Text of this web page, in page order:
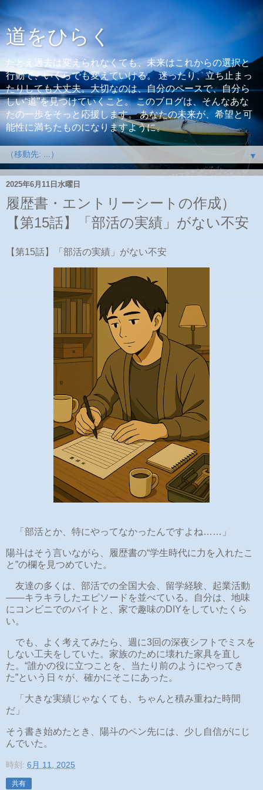
道をひらく
たとえ過去は変えられなくても、未来はこれからの選択と
行動で、いくらでも変えていける。 迷ったり、立ち止まっ
たりしても大丈夫。大切なのは、自分のペースで、自分ら
しい“道”を見つけていくこと。 このブログは、そんなあな
たの一歩をそっと応援します。 あなたの未来が、希望と可
能性に満ちたものになりますように。
▼
2025年6月11日水曜日
履歴書・エントリーシートの作成）
【第15話】「部活の実績」がない不安
【第15話】「部活の実績」がない不安
「部活とか、特にやってなかったんですよね……」
陽斗はそう言いながら、履歴書の“学生時代に力を入れたこ
と”の欄を見つめていた。
友達の多くは、部活での全国大会、留学経験、起業活動
――キラキラしたエピソードを並べている。自分は、地味
にコンビニでのバイトと、家で趣味のDIYをしていたくら
い。
でも、よく考えてみたら、週に3回の深夜シフトでミスを
しない工夫をしていた。家族のために壊れた家具を直し
た。“誰かの役に立つことを、当たり前のようにやってき
た”という日々が、確かにそこにあった。
「大きな実績じゃなくても、ちゃんと積み重ねた時間
だ」
そう書き始めたとき、陽斗のペン先には、少し自信がにじ
んでいた。
時刻: 6月 11, 2025
共有